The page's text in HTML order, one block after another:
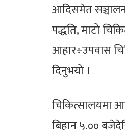
आदिसमेत
पद्धति, माटो
आहार÷उपवास
दिनुभयो ।
चिकित्सालयमा
बिहान ५.००